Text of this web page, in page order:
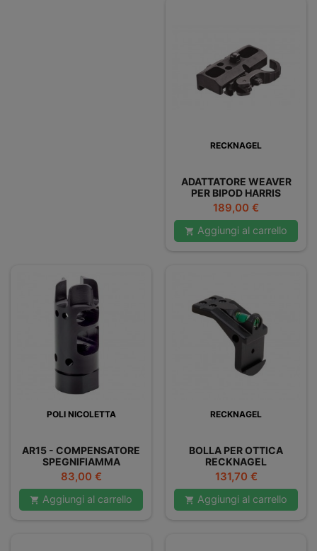
RECKNAGEL
ADATTATORE WEAVER
PER BIPOD HARRIS
SGANCIO RAPIDO
Prezzo
189,00 €
 Aggiungi al carrello
POLI NICOLETTA
AR15 - COMPENSATORE
SPEGNIFIAMMA
Prezzo
83,00 €
 Aggiungi al carrello
RECKNAGEL
BOLLA PER OTTICA
RECKNAGEL
Prezzo
131,70 €
 Aggiungi al carrello